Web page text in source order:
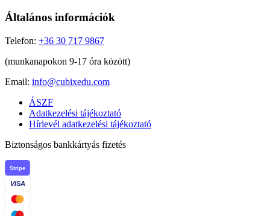
Általános információk
Telefon: +36 30 717 9867
(munkanapokon 9-17 óra között)
Email: info@cubixedu.com
ÁSZF
Adatkezelési tájékoztató
Hírlevél adatkezelési tájékoztató
Biztonságos bankkártyás fizetés
Stripe
VISA